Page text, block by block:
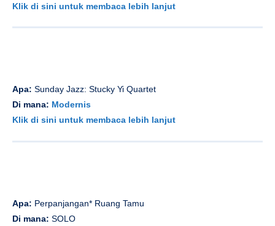
Klik di sini untuk membaca lebih lanjut
Apa: Sunday Jazz: Stucky Yi Quartet
Di mana: Modernis
Klik di sini untuk membaca lebih lanjut
Apa: Perpanjangan* Ruang Tamu
Di mana: SOLO